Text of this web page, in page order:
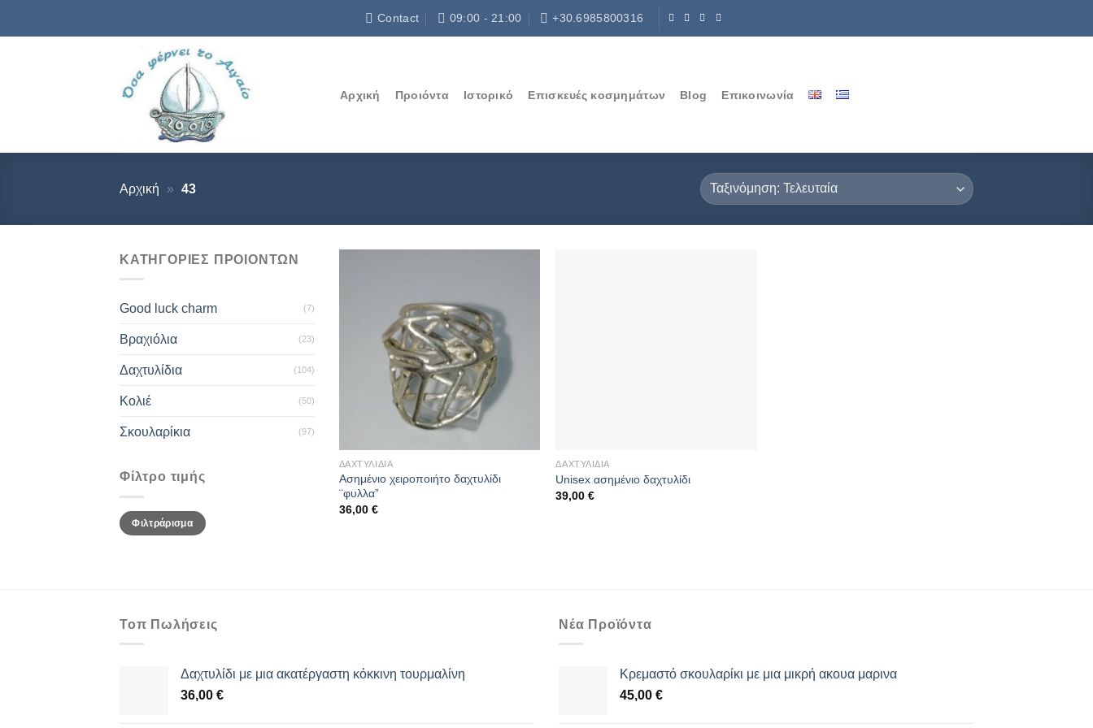
Contact 09:00 - 21:00 +30.6985800316
Αρχική Προιόντα Ιστορικό Επισκευές κοσμημάτων Blog Επικοινωνία
Αρχική » 43
ΚΑΤΗΓΟΡΙΕΣ ΠΡΟΙΟΝΤΩΝ
Good luck charm (7)
Βραχιόλια (23)
Δαχτυλίδια (104)
Κολιέ (50)
Σκουλαρίκια (97)
Φίλτρο τιμής
Ελάχιστη
τιμή
Μέγιστη
τιμήΦιλτράρισμα
ΔΑΧΤΥΛΊΔΙΑ
Ασημένιο χειροποιήτο δαχτυλίδι
¨φυλλα”
36,00 €
ΔΑΧΤΥΛΊΔΙΑ
Unisex ασημένιο δαχτυλίδι
39,00€
Τοπ Πωλήσεις
Δαχτυλίδι με μια ακατέργαστη κόκκινη τουρμαλίνη
36,00 €
Νέα Προϊόντα
Κρεμαστό σκουλαρίκι με μια μικρή ακουα μαρινα
45,00 €